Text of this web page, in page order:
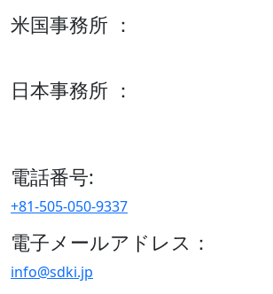
米国事務所 ：
日本事務所 ：
電話番号:
+81-505-050-9337
電子メールアドレス：
info@sdki.jp